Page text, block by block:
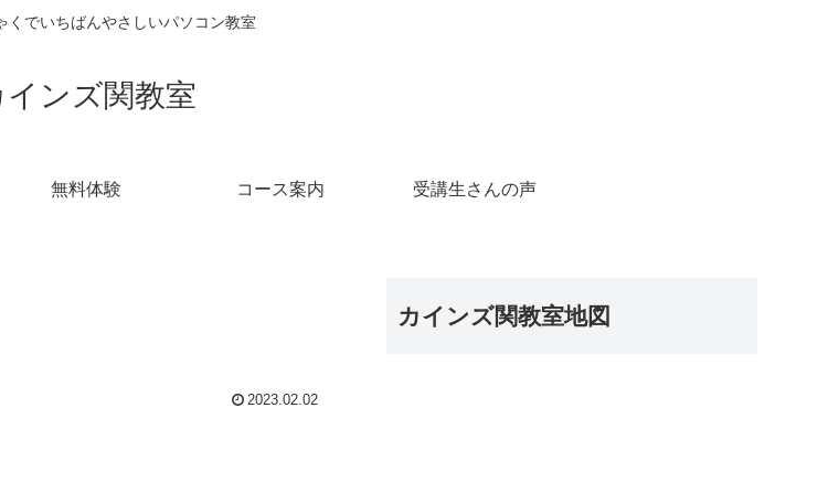
くでいちばんやさしいパソコン教室
インズ関教室
無料体験 コース案内 受講生さんの声
2023.02.02
カインズ関教室地図